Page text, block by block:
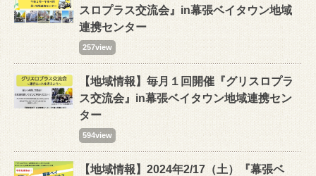
スロプラス交流会』in幕張ベイタウン地域
連携センター
257view
【地域情報】毎月１回開催『グリスロプラ
ス交流会』in幕張ベイタウン地域連携セン
ター
594view
【地域情報】2024年2/17（土）『幕張ベ